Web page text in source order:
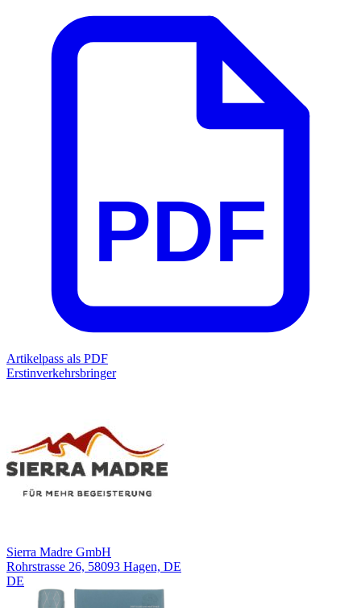
PDF
Artikelpass als PDF
Erstinverkehrsbringer
Sierra Madre GmbH
Rohrstrasse 26, 58093 Hagen, DE
DE